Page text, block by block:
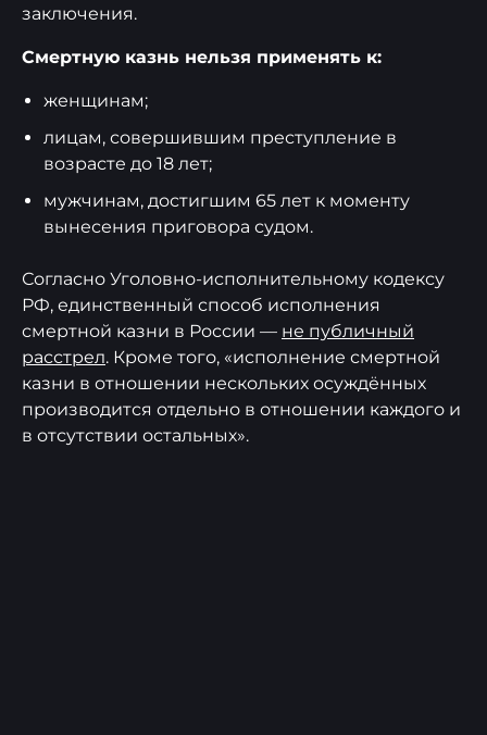
заключения.
Смертную казнь нельзя применять к:
женщинам;
лицам, совершившим преступление в
возрасте до 18 лет;
мужчинам, достигшим 65 лет к моменту
вынесения приговора судом.
Согласно Уголовно-исполнительному кодексу
РФ, единственный способ исполнения
смертной казни в России — не публичный
расстрел. Кроме того, «исполнение смертной
казни в отношении нескольких осуждённых
производится отдельно в отношении каждого и
в отсутствии остальных».